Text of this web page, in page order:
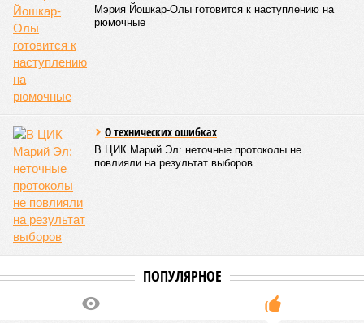
Мэрия Йошкар-Олы готовится к наступлению на
рюмочные
О технических ошибках
В ЦИК Марий Эл: неточные протоколы не
повлияли на результат выборов
ПОПУЛЯРНОЕ